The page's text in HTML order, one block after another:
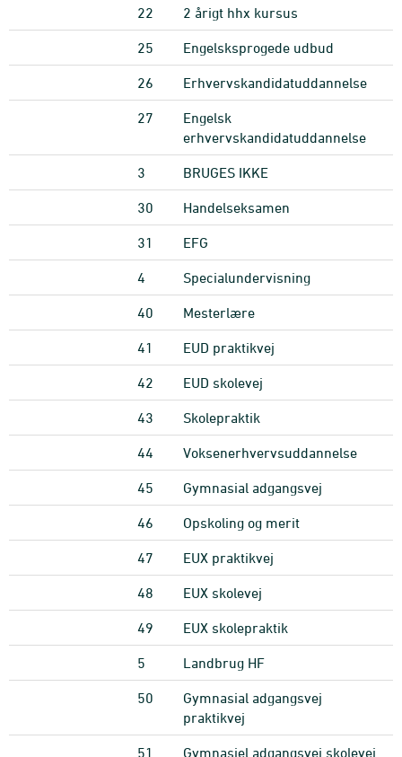
22 2 årigt hhx kursus
25 Engelsksprogede udbud
26 Erhvervskandidatuddannelse
27
Engelsk
erhvervskandidatuddannelse
3 BRUGES IKKE
30 Handelseksamen
31 EFG
4 Specialundervisning
40 Mesterlære
41 EUD praktikvej
42 EUD skolevej
43 Skolepraktik
44 Voksenerhvervsuddannelse
45 Gymnasial adgangsvej
46 Opskoling og merit
47 EUX praktikvej
48 EUX skolevej
49 EUX skolepraktik
5 Landbrug HF
50
Gymnasial adgangsvej
praktikvej
51 Gymnasiel adgangsvej skolevej